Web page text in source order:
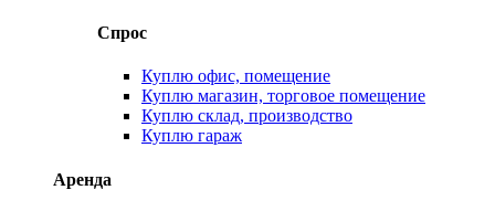
Спрос
Куплю офис, помещение
Куплю магазин, торговое помещение
Куплю склад, производство
Куплю гараж
Аренда